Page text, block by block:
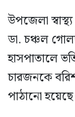
উপজেলা
ডা. চঞ্চল
হাসপাতালে
চারজনকে
পাঠানো